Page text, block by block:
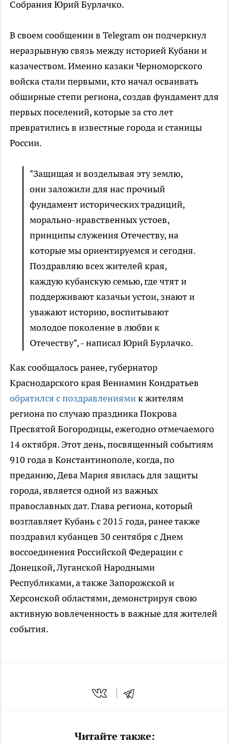
Собрания Юрий Бурлачко.
В своем сообщении в Telegram он подчеркнул
неразрывную связь между историей Кубани и
казачеством. Именно казаки Черноморского
войска стали первыми, кто начал осваивать
обширные степи региона, создав фундамент для
первых поселений, которые за сто лет
превратились в известные города и станицы
России.
"Защищая и возделывая эту землю,
они заложили для нас прочный
фундамент исторических традиций,
морально-нравственных устоев,
принципы служения Отечеству, на
которые мы ориентируемся и сегодня.
Поздравляю всех жителей края,
каждую кубанскую семью, где чтят и
поддерживают казачьи устои, знают и
уважают историю, воспитывают
молодое поколение в любви к
Отечеству", - написал Юрий Бурлачко.
Как сообщалось ранее, губернатор
Краснодарского края Вениамин Кондратьев
обратился с поздравлениямик жителям
региона по случаю праздника Покрова
Пресвятой Богородицы, ежегодно отмечаемого
14 октября. Этот день, посвященный событиям
910 года в Константинополе, когда, по
преданию, Дева Мария явилась для защиты
города, является одной из важных
православных дат. Глава региона, который
возглавляет Кубань с 2015 года, ранее также
поздравил кубанцев 30 сентября с Днем
воссоединения Российской Федерации с
Донецкой, Луганской Народными
Республиками, а также Запорожской и
Херсонской областями, демонстрируя свою
активную вовлеченность в важные для жителей
события.
Читайте также: